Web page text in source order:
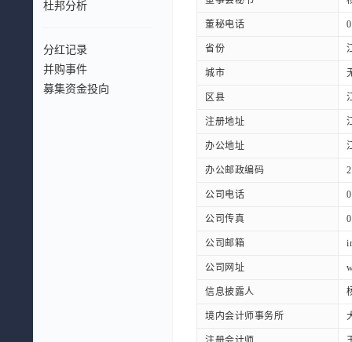
杜邦分析
分红记录
并购事件
募集资金投向
董秘电话
省份
城市
区县
注册地址
办公地址
办公邮政编码
公司电话
公司传真
公司邮箱
公司网址
信息披露人
境内会计师事务所